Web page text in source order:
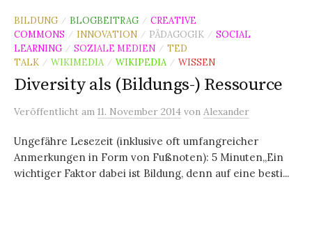
BILDUNG / BLOGBEITRAG / CREATIVE
COMMONS
/ INNOVATION / PÄDAGOGIK / SOCIAL
LEARNING / SOZIALE MEDIEN / TED
TALK / WIKIMEDIA / WIKIPEDIA / WISSEN
Diversity als (Bildungs-) Ressource
Veröffentlicht am 11. November 2014 von Alexander
Ungefähre Lesezeit (inklusive oft umfangreicher
Anmerkungen in Form von Fußnoten): 5 Minuten„Ein
wichtiger Faktor dabei ist Bildung, denn auf eine besti...